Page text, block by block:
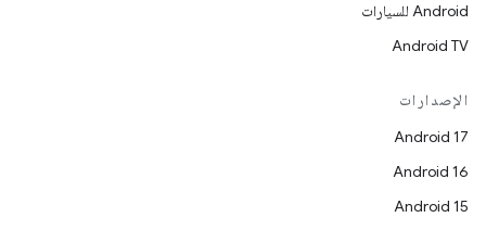
Android للسيارات
Android TV
الإصدارات
Android 17
Android 16
Android 15